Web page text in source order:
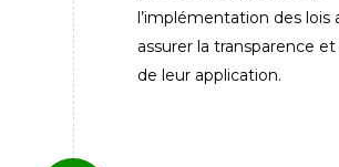
l’implémentation des lois
assurer la transparence
de leur application.